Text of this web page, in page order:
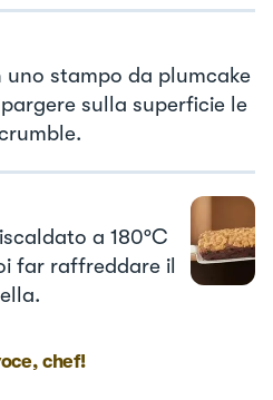
uno stampo da plumcake
sulla superficie le
a 180°C
far raffreddare il
chef!